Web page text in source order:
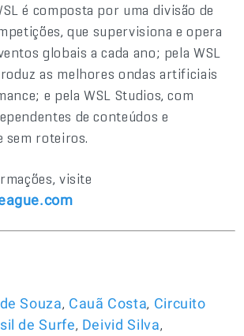
é composta por uma divisão de
que supervisiona e opera
globais a cada ano; pela WSL
as melhores ondas artificiais
e pela WSL Studios, com
de conteúdos e
sem roteiros.
visite
Souza, Cauã Costa, Circuito
de Surfe, Deivid Silva,